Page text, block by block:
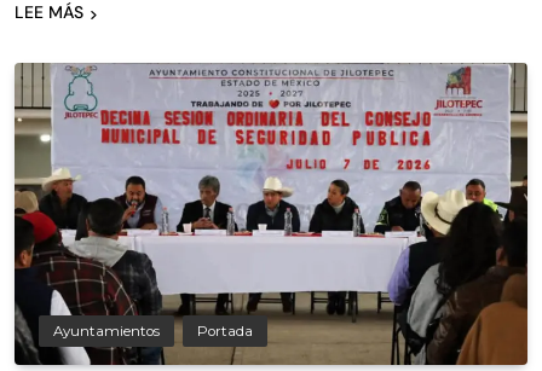
LEE MÁS
Ayuntamientos Portada